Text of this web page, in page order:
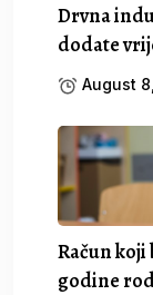
Drvna
dodate
August
Račun koji
godine